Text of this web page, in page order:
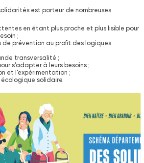
est porteur de nombreuses
en étant plus proche et plus lisible pour
;
de prévention au profit des logiques
transversalité ;
s’adapter à leurs besoins ;
et l’expérimentation ;
solidaire.